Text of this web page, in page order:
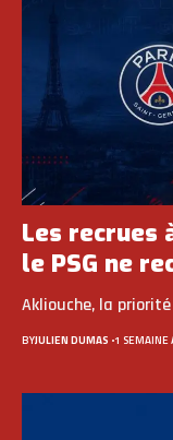
Les recrues
le PSG ne
Akliouche, la
BYJULIEN DUMAS 1 SEMAINE